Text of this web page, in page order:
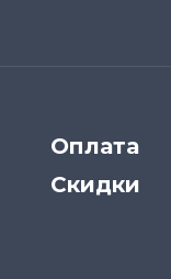
Оплата
Скидки